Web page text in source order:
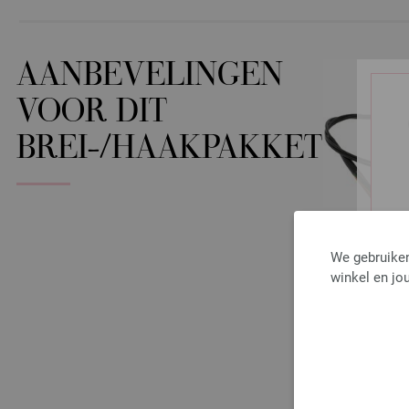
We
winkel en
AANBEVELINGEN
VOOR DIT
BREI-/HAAKPAKKET